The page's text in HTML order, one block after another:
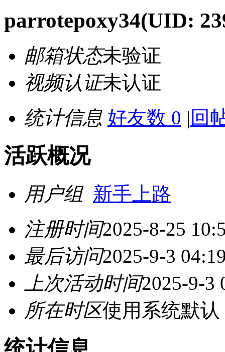
parrotepoxy34(UID:
邮箱状态未验证
视频认证未认证
统计信息 好友数 0 | 回
活跃概况
用户组 新手上路
注册时间2025-8-25
最后访问2025-9-3
上次活动时间2025-9-3
所在时区使用系统默认